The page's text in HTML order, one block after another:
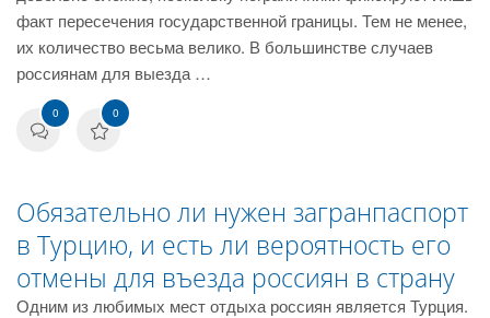
факт пересечения государственной границы. Тем не менее,
их количество весьма велико. В большинстве случаев
россиянам для выезда …
0 0
Обязательно ли нужен загранпаспорт
в Турцию, и есть ли вероятность его
отмены для въезда россиян в страну
Одним из любимых мест отдыха россиян является Турция.